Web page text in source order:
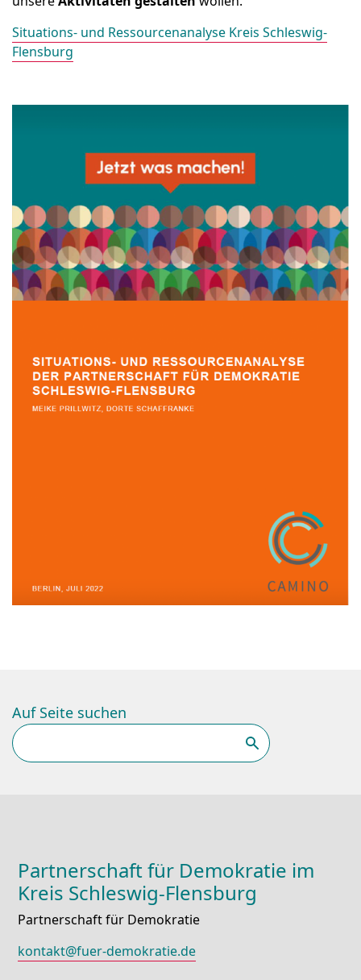
Situations- und Ressourcenanalyse Kreis Schleswig-
Flensburg
Auf Seite suchen
Suchen
Partnerschaft für Demokratie im
Kreis Schleswig-Flensburg
Partnerschaft für Demokratie
kontakt@fuer-demokratie.de